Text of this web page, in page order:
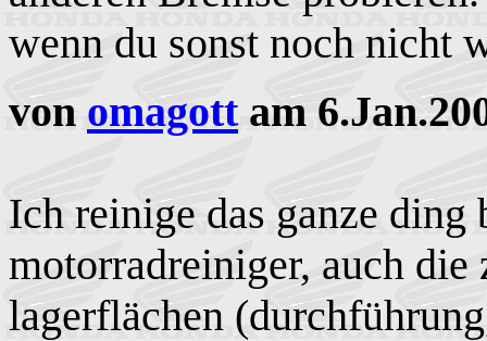
wenn du sonst noch nicht
von omagottam
Ich reinige das ganze
motorradreiniger, auch
lagerflächen